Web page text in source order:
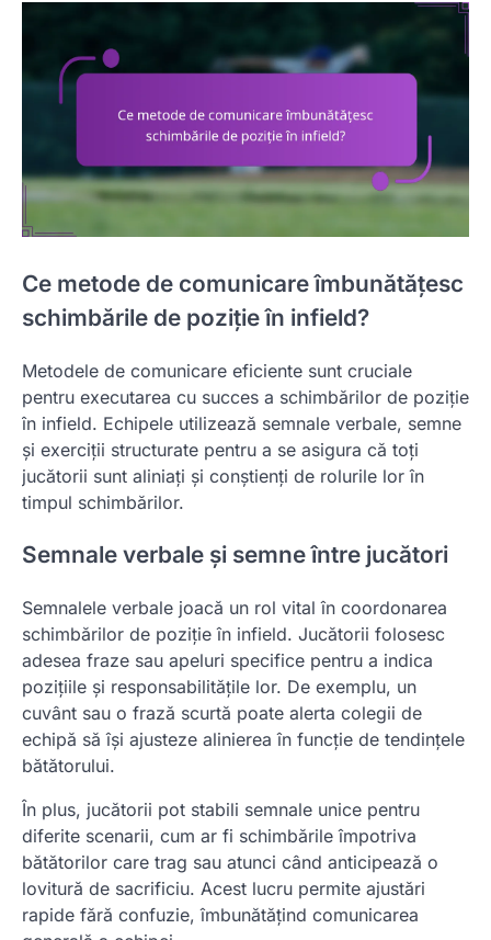
Ce metode de comunicare îmbunătățesc
schimbările de poziție în infield?
Metodele de comunicare eficiente sunt cruciale
pentru executarea cu succes a schimbărilor de poziție
în infield. Echipele utilizează semnale verbale, semne
și exerciții structurate pentru a se asigura că toți
jucătorii sunt aliniați și conștienți de rolurile lor în
timpul schimbărilor.
Semnale verbale și semne între jucători
Semnalele verbale joacă un rol vital în coordonarea
schimbărilor de poziție în infield. Jucătorii folosesc
adesea fraze sau apeluri specifice pentru a indica
pozițiile și responsabilitățile lor. De exemplu, un
cuvânt sau o frază scurtă poate alerta colegii de
echipă să își ajusteze alinierea în funcție de tendințele
bătătorului.
În plus, jucătorii pot stabili semnale unice pentru
diferite scenarii, cum ar fi schimbările împotriva
bătătorilor care trag sau atunci când anticipează o
lovitură de sacrificiu. Acest lucru permite ajustări
rapide fără confuzie, îmbunătățind comunicarea